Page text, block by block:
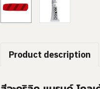
Product description